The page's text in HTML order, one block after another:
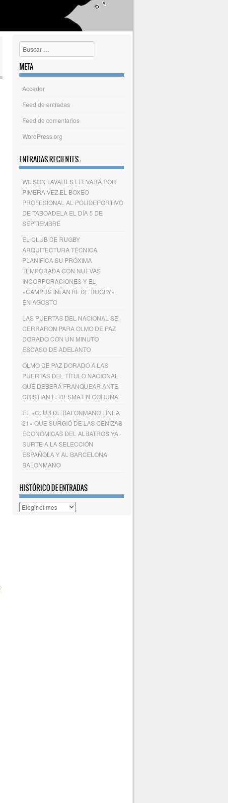
Buscar
META
Acceder
Feed de entradas
Feed de comentarios
WordPress.org
ENTRADAS RECIENTES
WILSON TAVARES LLEVARÁ POR
PIMERA VEZ EL BOXEO
PROFESIONAL AL POLIDEPORTIVO
DE TABOADELA EL DÍA 5 DE
SEPTIEMBRE
EL CLUB DE RUGBY
ARQUITECTURA TÉCNICA
PLANIFICA SU PRÓXIMA
TEMPORADA CON NUEVAS
INCORPORACIONES Y EL
«CAMPUS INFANTIL DE RUGBY»
EN AGOSTO
LAS PUERTAS DEL NACIONAL SE
CERRARON PARA OLMO DE PAZ
DORADO CON UN MINUTO
ESCASO DE ADELANTO
OLMO DE PAZ DORADO A LAS
PUERTAS DEL TÍTULO NACIONAL
QUE DEBERÁ FRANQUEAR ANTE
CRISTIAN LEDESMA EN CORUÑA
EL «CLUB DE BALONMANO LÍNEA
21» QUE SURGIÓ DE LAS CENIZAS
ECONÓMICAS DEL ALBATROS YA
SURTE A LA SELECCIÓN
ESPAÑOLA Y AL BARCELONA
BALONMANO
HISTÓRICO DE ENTRADAS
Histórico